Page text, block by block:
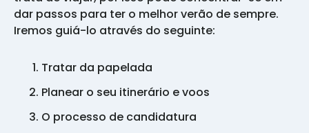
dar passos para ter o melhor verão de sempre.
Iremos guiá-lo através do seguinte:
Tratar da papelada
Planear o seu itinerário e voos
O processo de candidatura